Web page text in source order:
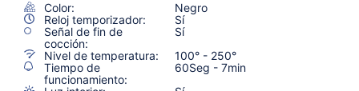
Color:
Negro
Reloj temporizador:
Sí
Señal de fin de
cocción:
Sí
Nivel de temperatura:
100° - 250°
Tiempo de
funcionamiento:
60Seg - 7min